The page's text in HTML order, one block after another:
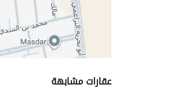
تفاصيل اضافية
عمر العقار
جديد
عرض الشارع
15
رقم المخطط
عقارات مشابهة